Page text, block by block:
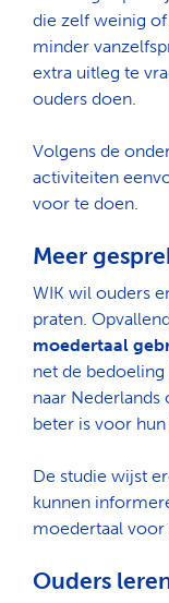
die zelf weinig
minder
extra uitleg te
ouders doen.
Volgens de
activiteiten
voor te doen.
Meer
WIK wil ouders
praten.
moedertaal
net de
naar Nederlands
beter is voor hun
De studie wijst
kunnen
moedertaal voor
Ouders